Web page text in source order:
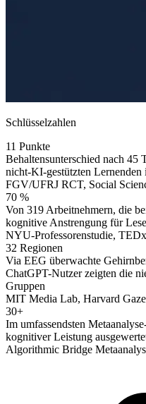
Schlüsselzahlen
11 Punkte
Behaltensunterschied nach 45
nicht-KI-gestützten
FGV/UFRJ RCT, Social
70 %
Von 319 Arbeitnehmern, die
kognitive Anstrengung für
NYU-Professorenstudie,
32 Regionen
Via EEG überwachte
ChatGPT-Nutzer zeigten die
Gruppen
MIT Media Lab, Harvard
30+
Im umfassendsten
kognitiver Leistung
Algorithmic Bridge